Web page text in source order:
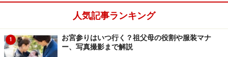
ただし原則天然素材（オーガニックコットン）を使うた
め、材料費がかかります。中綿は綿100％の手芸用綿や
布団綿を使ってください。型紙付きの手作りキットやワ
ークショップもあるので検索してみてくださいね。
人気記事ランキング
1
お宮参りはいつ行く？祖父母の役割や服装マナ
ー、写真撮影まで解説